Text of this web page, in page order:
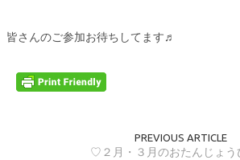
皆さんのご参加お待ちしてます♬
PREVIOUS ARTICLE
♡２月・３月のおたんじょ